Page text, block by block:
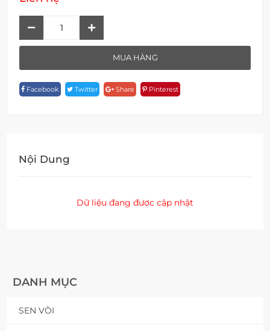
DANH MỤC
SEN VÒI
16011-
BG
MUA HÀNG
Facebook Twitter Share Pinterest
Nội Dung
Dữ liệu đang được cập nhật